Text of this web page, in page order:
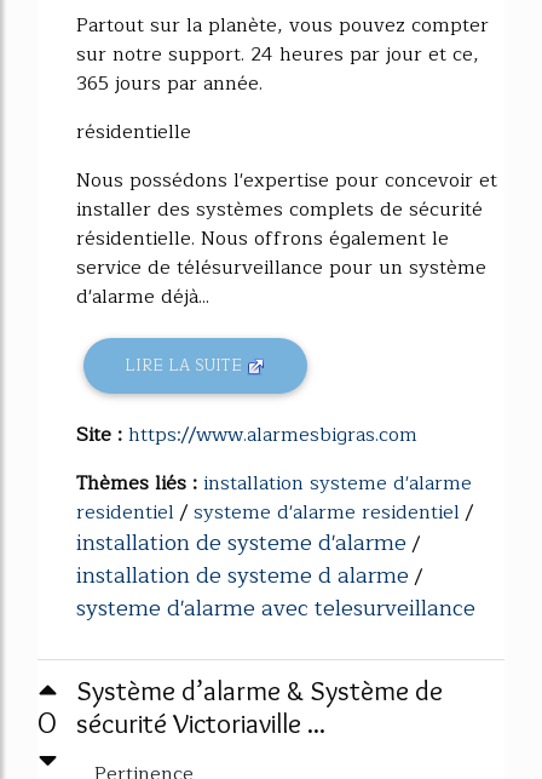
Partout sur la planète, vous pouvez compter
sur notre support. 24 heures par jour et ce,
365 jours par année.
résidentielle
Nous possédons l'expertise pour concevoir et
installer des systèmes complets de sécurité
résidentielle. Nous offrons également le
service de télésurveillance pour un système
d'alarme déjà...
LIRE LA SUITE
Site :https://www.alarmesbigras.com
Thèmes liés :installation systeme d'alarme
residentiel/systeme d'alarme residentiel/
installation de systeme d'alarme/
installation de systeme d alarme/
systeme d'alarme avec telesurveillance
0
Système d’alarme & Système de
sécurité Victoriaville ...